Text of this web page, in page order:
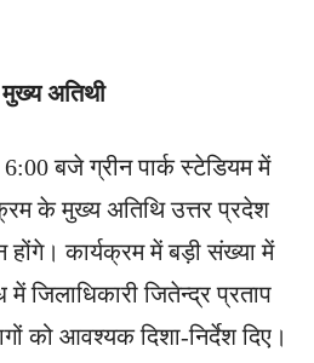
अतिथी
बजे ग्रीन पार्क स्टेडियम में
के मुख्य अतिथि उत्तर प्रदेश
होंगे। कार्यक्रम में बड़ी संख्या में
जिलाधिकारी जितेन्द्र प्रताप
को आवश्यक दिशा-निर्देश दिए।